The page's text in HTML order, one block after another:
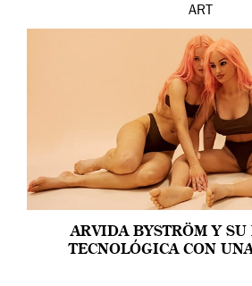
ART
ARVIDA BYSTRÖM Y SU
TECNOLÓGICA CON